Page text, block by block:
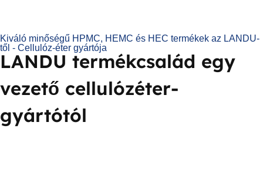
Kiváló minőségű HPMC, HEMC és HEC termékek az LANDU-
től - Cellulóz-éter gyártója
LANDU termékcsalád egy
vezető cellulózéter-
gyártótól